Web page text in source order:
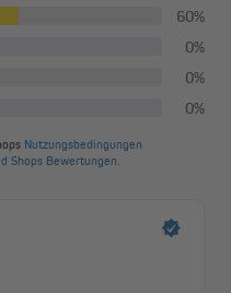
3,5 bis 6 Metern mit
erhältlich.
lange
Polyesterstoffe gibt
oder zum Beispiel in
zwischen Unifarben und
garantiert unbeschwerte
Das robuste Gestell aus
Weiß oder Anthrazit.